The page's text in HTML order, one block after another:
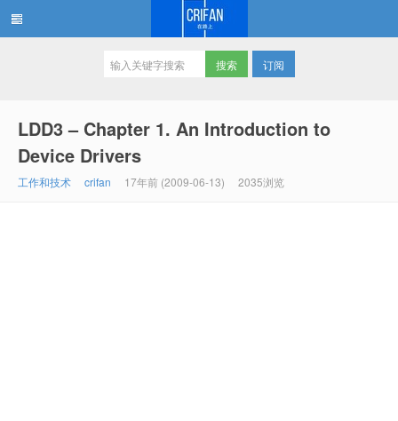
订阅
LDD3 – Chapter 1. An Introduction to
Device Drivers
工作和技术 crifan 17年前 (2009-06-13) 2035浏览